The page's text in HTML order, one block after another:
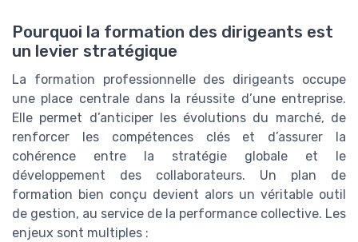
Pourquoi la formation des dirigeants est
un levier stratégique
La formation professionnelle des dirigeants occupe
une place centrale dans la réussite d’une entreprise.
Elle permet d’anticiper les évolutions du marché, de
renforcer les compétences clés et d’assurer la
cohérence entre la stratégie globale et le
développement des collaborateurs. Un plan de
formation bien conçu devient alors un véritable outil
de gestion, au service de la performance collective. Les
enjeux sont multiples :